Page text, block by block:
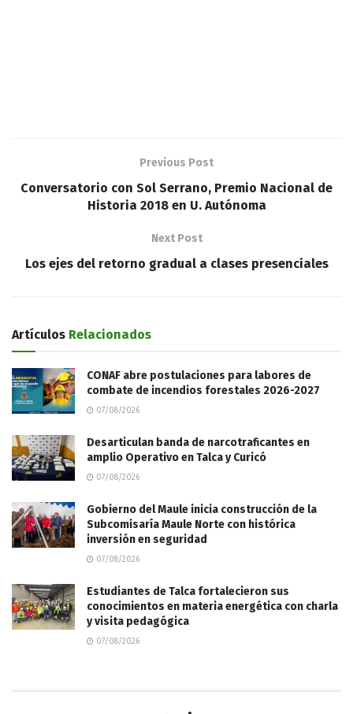
Previous Post
Conversatorio con Sol Serrano, Premio Nacional de
Historia 2018 en U. Autónoma
Next Post
Los ejes del retorno gradual a clases presenciales
Artículos Relacionados
CONAF abre postulaciones para labores de
combate de incendios forestales 2026-2027
07/08/2026
Desarticulan banda de narcotraficantes en
amplio Operativo en Talca y Curicó
07/08/2026
Gobierno del Maule inicia construcción de la
Subcomisaría Maule Norte con histórica
inversión en seguridad
07/08/2026
Estudiantes de Talca fortalecieron sus
conocimientos en materia energética con charla
y visita pedagógica
07/08/2026